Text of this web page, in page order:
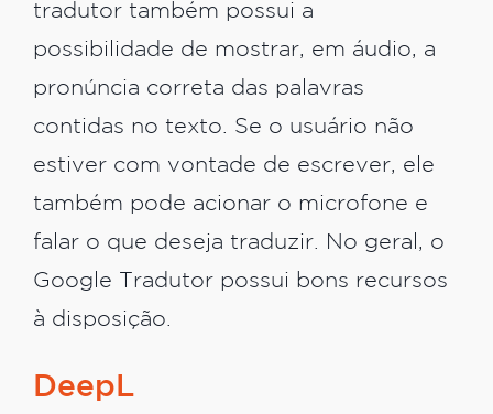
tradutor também possui a
possibilidade de mostrar, em áudio, a
pronúncia correta das palavras
contidas no texto. Se o usuário não
estiver com vontade de escrever, ele
também pode acionar o microfone e
falar o que deseja traduzir. No geral, o
Google Tradutor possui bons recursos
à disposição.
DeepL